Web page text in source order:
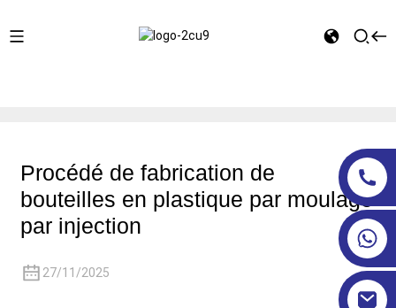
Procédé de fabrication de
bouteilles en plastique par moulage
par injection
27/11/2025